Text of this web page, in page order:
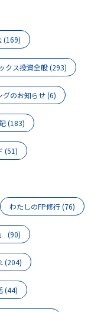
(169)
クス投資全般(293)
グのお知らせ(6)
(183)
(51)
わたしのFP修行(76)
(90)
(204)
(44)